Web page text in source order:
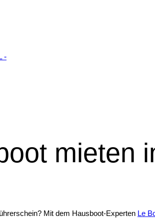
mieten
Mit dem Hausboot-Experten Le